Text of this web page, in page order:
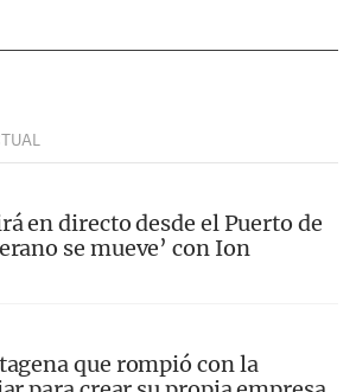
en directo desde el Puerto de
se mueve’ con Ion
que rompió con la